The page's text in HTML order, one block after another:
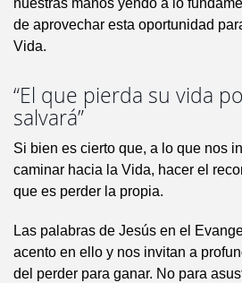
nuestras manos yendo a lo
de aprovechar esta oportunidad
Vida.
“El que pierda su vida
salvará”
Si bien es cierto que, a lo que nos
caminar hacia la Vida, hacer el
que es perder la propia.
Las palabras de Jesús en el
acento en ello y nos invitan a
del perder para ganar. No para